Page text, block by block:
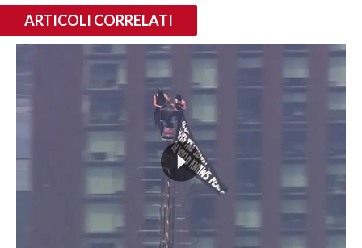
ARTICOLI CORRELATI